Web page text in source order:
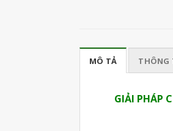
MÔ TẢ THÔNG
GIẢI PHÁP